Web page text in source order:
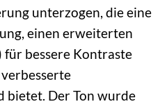
unterzogen, die eine
einen erweiterten
für bessere Kontraste
bietet. Der Ton wurde